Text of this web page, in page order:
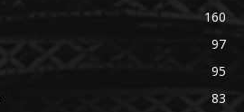
160
97
95
83